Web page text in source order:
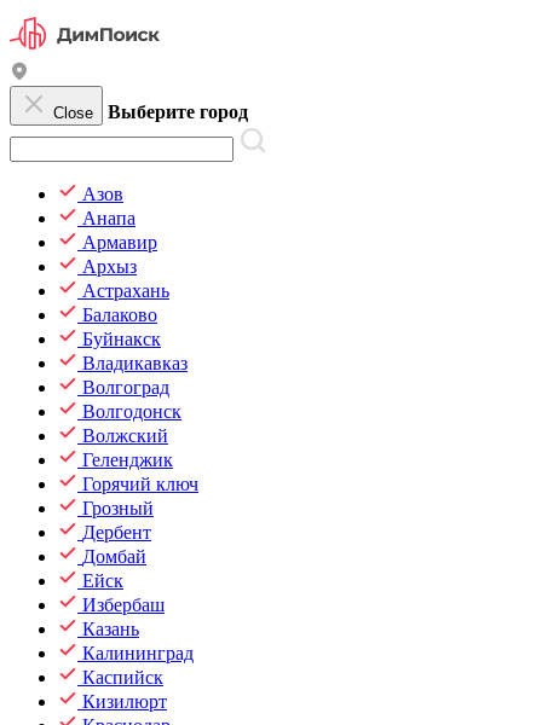
Close Выберите город
Азов
Анапа
Армавир
Архыз
Астрахань
Балаково
Буйнакск
Владикавказ
Волгоград
Волгодонск
Волжский
Геленджик
Горячий ключ
Грозный
Дербент
Домбай
Ейск
Избербаш
Казань
Калининград
Каспийск
Кизилюрт